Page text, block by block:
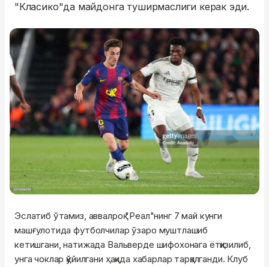
"Класико"да майдонга туширмаслиги керак эди.
Эслатиб ўтамиз, аввалроқ "Реал"нинг 7 май кунги
машғулотида футболчилар ўзаро муштлашиб
кетишгани, натижада Вальверде шифохонага ётқизилиб,
унга чоклар қўйилгани ҳақида хабарлар тарқалганди. Клуб